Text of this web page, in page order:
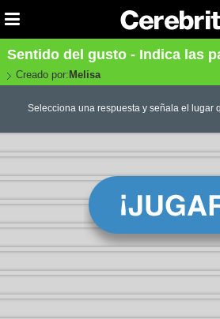
Sentido del gusto - Indica las
Creado por: Melisa
Selecciona una respuesta y señala el lugar